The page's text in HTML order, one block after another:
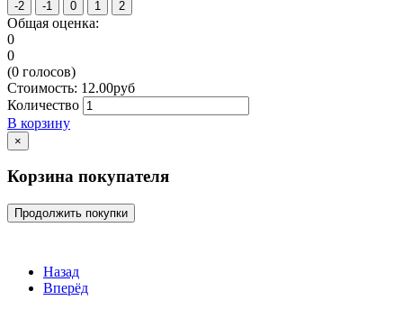
Общая оценка:
0
0
(0 голосов)
Стоимость: 12.00руб
Количество
В корзину
×
Корзина покупателя
Продолжить покупки
Назад
Вперёд